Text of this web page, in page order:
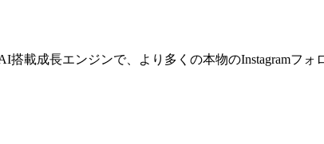
搭載成長エンジンで、より多くの本物のInstagramフ